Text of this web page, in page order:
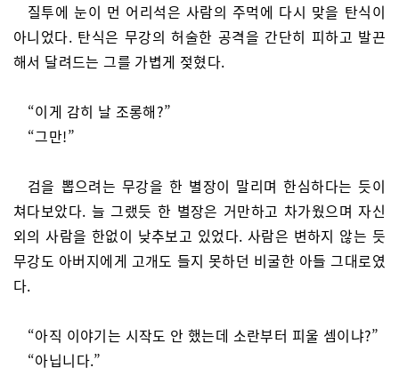
질투에 눈이 먼 어리석은 사람의 주먹에 다시 맞을 탄식이
아니었다. 탄식은 무강의 허술한 공격을 간단히 피하고 발끈
해서 달려드는 그를 가볍게 젖혔다.
“이게 감히 날 조롱해?”
“그만!”
검을 뽑으려는 무강을 한 별장이 말리며 한심하다는 듯이
쳐다보았다. 늘 그랬듯 한 별장은 거만하고 차가웠으며 자신
외의 사람을 한없이 낮추보고 있었다. 사람은 변하지 않는 듯
무강도 아버지에게 고개도 들지 못하던 비굴한 아들 그대로였
다.
“아직 이야기는 시작도 안 했는데 소란부터 피울 셈이냐?”
“아닙니다.”